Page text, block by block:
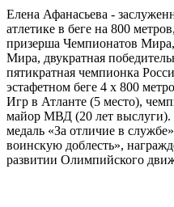
Елена Афанасьева -
атлетике в беге на 800
призерша Чемпионатов
Мира, двукратная
пятикратная чемпионка
эстафетном беге 4 х 800
Игр в Атланте (5 место),
майор МВД (20 лет выслуги).
медаль «За отличие в
воинскую доблесть»,
развитии Олимпийского